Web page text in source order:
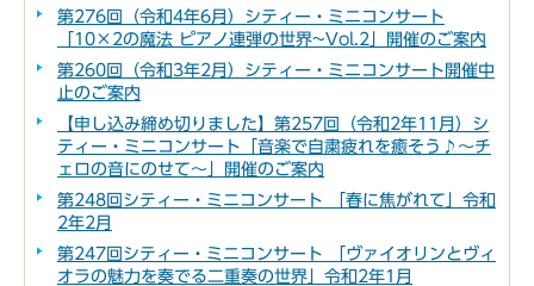
第276回（令和4年6月）シティー・ミニコンサート
「10×2の魔法 ピアノ連弾の世界~Vol.2」開催のご案内
第260回（令和3年2月）シティー・ミニコンサート開催中
止のご案内
【申し込み締め切りました】第257回（令和2年11月）シ
ティー・ミニコンサート「音楽で自粛疲れを癒そう♪～チ
ェロの音にのせて～」開催のご案内
第248回シティー・ミニコンサート 「春に焦がれて」令和
2年2月
第247回シティー・ミニコンサート 「ヴァイオリンとヴィ
オラの魅力を奏でる二重奏の世界」令和2年1月